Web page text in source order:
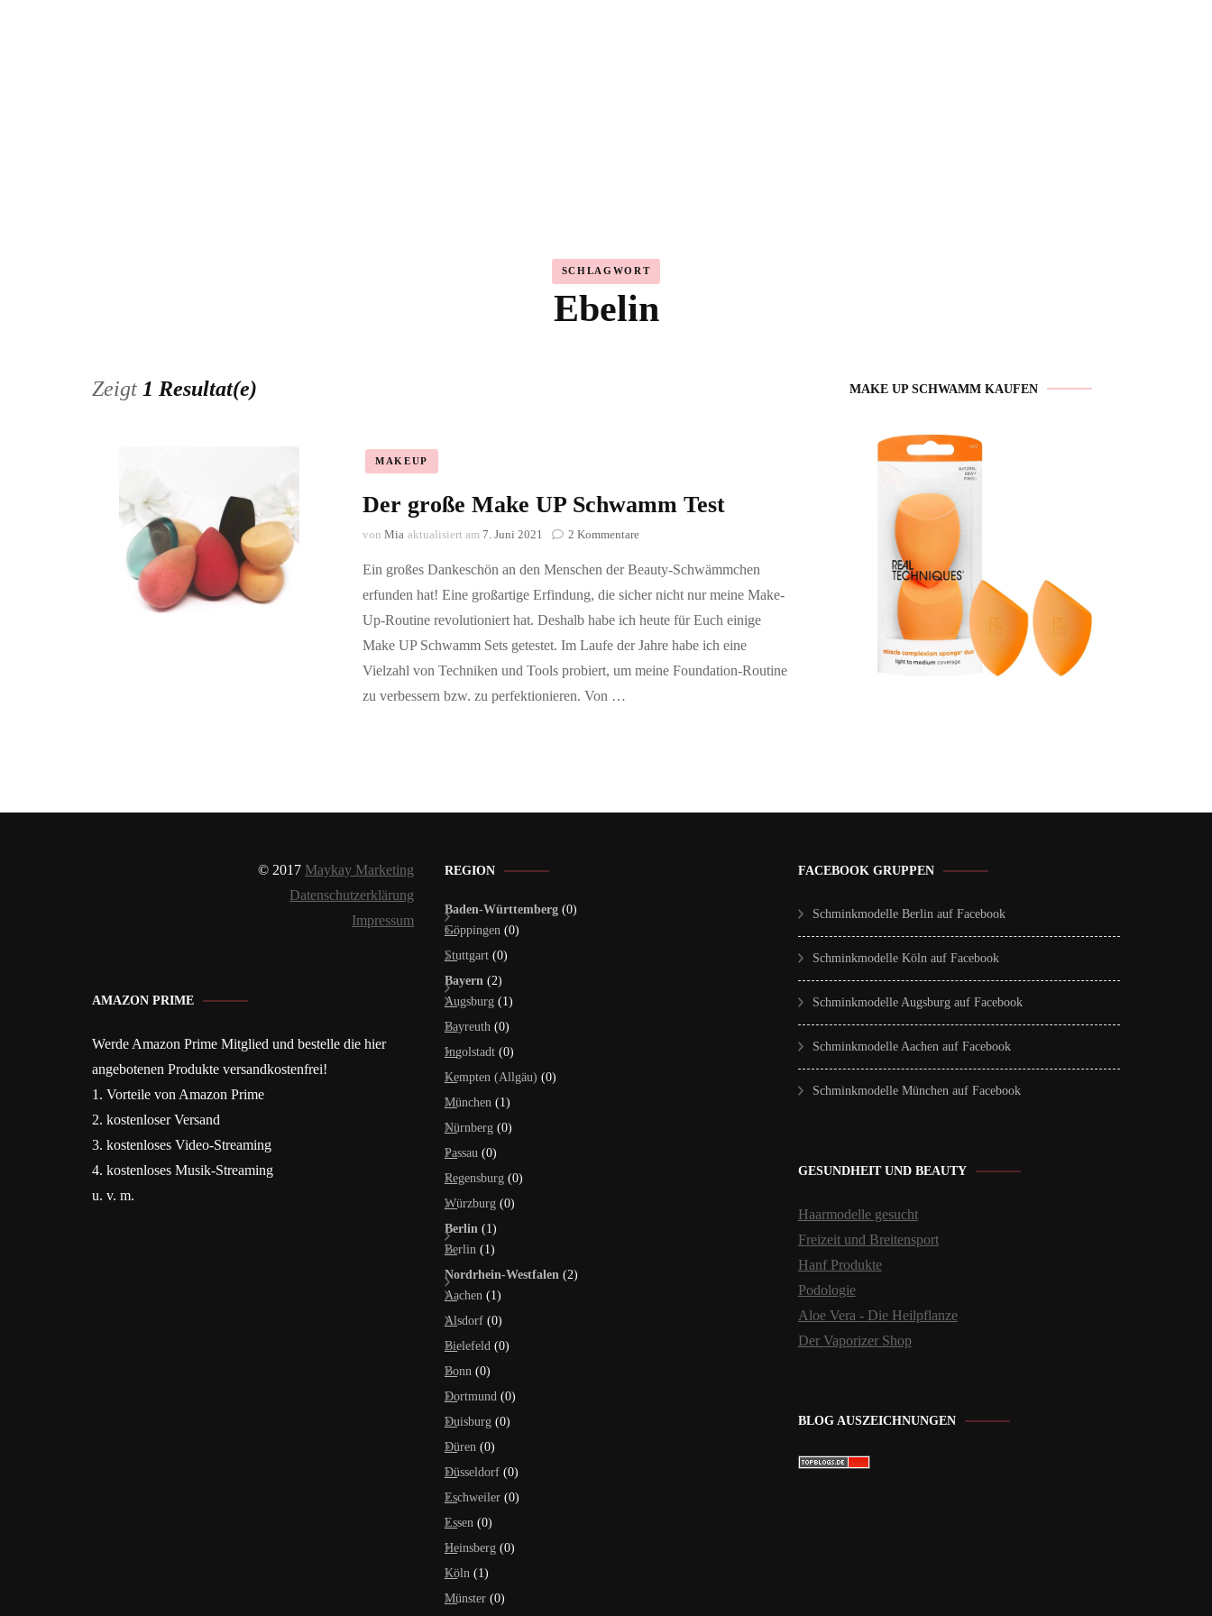
SCHLAGWORT
Ebelin
Zeigt 1 Resultat(e)
MAKEUP
Der große Make UP Schwamm Test
von Mia aktualisiert am 7. Juni 2021 2 Kommentarezu
große
Make
Schwamm
Test
Ein großes Dankeschön an den Menschen der Beauty-Schwämmchen
erfunden hat! Eine großartige Erfindung, die sicher nicht nur meine Make-
Up-Routine revolutioniert hat. Deshalb habe ich heute für Euch einige
Make UP Schwamm Sets getestet. Im Laufe der Jahre habe ich eine
Vielzahl von Techniken und Tools probiert, um meine Foundation-Routine
zu verbessern bzw. zu perfektionieren. Von …
MAKE UP SCHWAMM KAUFEN
© 2017 Maykay Marketing
Datenschutzerklärung
Impressum
AMAZON PRIME
Werde Amazon Prime Mitglied und bestelle die hier
angebotenen Produkte versandkostenfrei!
1. Vorteile von Amazon Prime
2. kostenloser Versand
3. kostenloses Video-Streaming
4. kostenloses Musik-Streaming
u. v. m.
REGION
Baden-Württemberg (0)
Göppingen (0)
Stuttgart (0)
Bayern (2)
Augsburg (1)
Bayreuth (0)
Ingolstadt (0)
Kempten (Allgäu) (0)
München (1)
Nürnberg (0)
Passau (0)
Regensburg (0)
Würzburg (0)
Berlin (1)
Berlin (1)
Nordrhein-Westfalen (2)
Aachen (1)
Alsdorf (0)
Bielefeld (0)
Bonn (0)
Dortmund (0)
Duisburg (0)
Düren (0)
Düsseldorf (0)
Eschweiler (0)
Essen (0)
Heinsberg (0)
Köln (1)
Münster (0)
FACEBOOK GRUPPEN
Schminkmodelle Berlin auf Facebook
Schminkmodelle Köln auf Facebook
Schminkmodelle Augsburg auf Facebook
Schminkmodelle Aachen auf Facebook
Schminkmodelle München auf Facebook
GESUNDHEIT UND BEAUTY
Haarmodelle gesucht
Freizeit und Breitensport
Hanf Produkte
Podologie
Aloe Vera - Die Heilpflanze
Der Vaporizer Shop
BLOG AUSZEICHNUNGEN